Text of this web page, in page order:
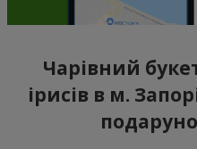
Чарівний
ірисів в м.